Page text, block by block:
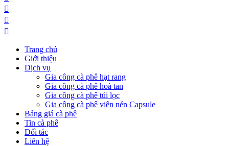
Trang chủ
Giới thiệu
Dịch vụ
Gia công cà phê hạt rang
Gia công cà phê hoà tan
Gia công cà phê túi lọc
Gia công cà phê viên nén Capsule
Bảng giá cà phê
Tin cà phê
Đối tác
Liên hệ